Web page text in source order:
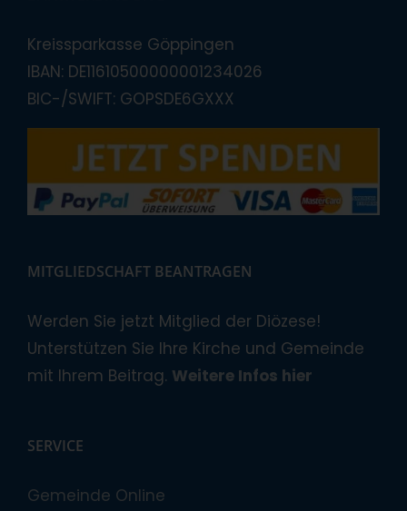
Kreissparkasse Göppingen
IBAN: DE11610500000001234026
BIC-/SWIFT: GOPSDE6GXXX
MITGLIEDSCHAFT BEANTRAGEN
Werden Sie jetzt Mitglied der Diözese!
Unterstützen Sie Ihre Kirche und Gemeinde
mit Ihrem Beitrag. Weitere Infos hier
SERVICE
Gemeinde Online